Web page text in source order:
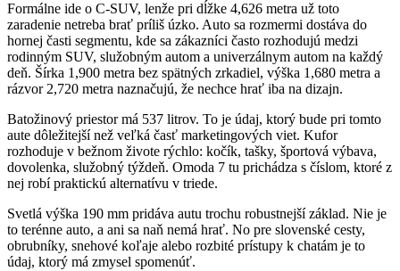
Formálne ide o C-SUV, lenže pri dĺžke 4,626 metra už toto
zaradenie netreba brať príliš úzko. Auto sa rozmermi dostáva do
hornej časti segmentu, kde sa zákazníci často rozhodujú medzi
rodinným SUV, služobným autom a univerzálnym autom na každý
deň. Šírka 1,900 metra bez spätných zrkadiel, výška 1,680 metra a
rázvor 2,720 metra naznačujú, že nechce hrať iba na dizajn.
Batožinový priestor má 537 litrov. To je údaj, ktorý bude pri tomto
aute dôležitejší než veľká časť marketingových viet. Kufor
rozhoduje v bežnom živote rýchlo: kočík, tašky, športová výbava,
dovolenka, služobný týždeň. Omoda 7 tu prichádza s číslom, ktoré z
nej robí praktickú alternatívu v triede.
Svetlá výška 190 mm pridáva autu trochu robustnejší základ. Nie je
to terénne auto, a ani sa naň nemá hrať. No pre slovenské cesty,
obrubníky, snehové koľaje alebo rozbité prístupy k chatám je to
údaj, ktorý má zmysel spomenúť.